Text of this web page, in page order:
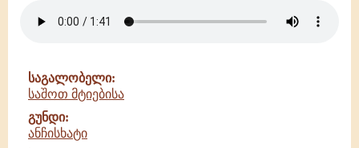
ჯიხეთის
საგალობელი:
საშოთ მტიებისა
გუნდი:
ანჩისხატი